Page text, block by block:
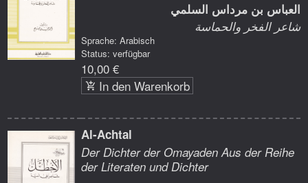
العباس بن مرداس السلمي
شاعر الفخر والحماسة
Sprache: Arabisch
Status: verfügbar
10,00 €
In den Warenkorb
Al-Achtal
Der Dichter der Omayaden Aus der Reihe
der Literaten und Dichter